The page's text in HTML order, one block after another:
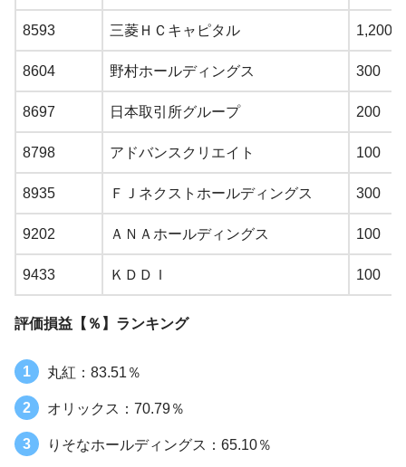
8593 三菱ＨＣキャピタル 1,200
8604 野村ホールディングス 300
8697 日本取引所グループ 200
8798 アドバンスクリエイト 100
8935 ＦＪネクストホールディングス 300
9202 ＡＮＡホールディングス 100
9433 ＫＤＤＩ 100
評価損益【％】ランキング
丸紅：83.51％
オリックス：70.79％
りそなホールディングス：65.10％